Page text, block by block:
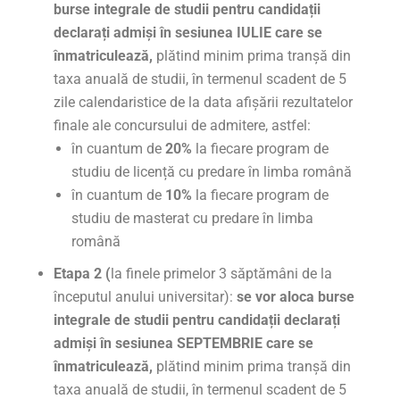
burse integrale de studii pentru candidații
declarați admiși în sesiunea IULIE care se
înmatriculează, plătind minim prima tranșă din
taxa anuală de studii, în termenul scadent de 5
zile calendaristice de la data afișării rezultatelor
finale ale concursului de admitere, astfel:
în cuantum de 20% la fiecare program de
studiu de licență cu predare în limba română
în cuantum de 10% la fiecare program de
studiu de masterat cu predare în limba
română
Etapa 2 (la finele primelor 3 săptămâni de la
începutul anului universitar): se vor aloca burse
integrale de studii pentru candidații declarați
admiși în sesiunea SEPTEMBRIE care se
înmatriculează, plătind minim prima tranșă din
taxa anuală de studii, în termenul scadent de 5